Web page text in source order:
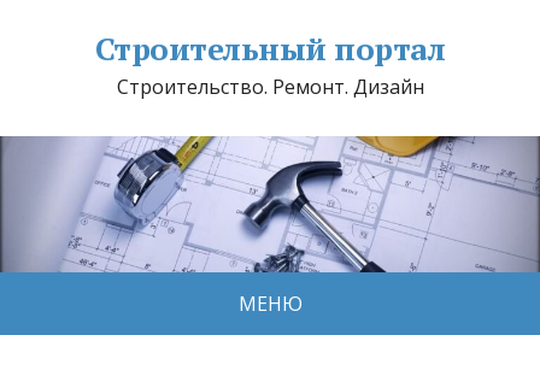
Строительный портал
Строительство. Ремонт. Дизайн
МЕНЮ